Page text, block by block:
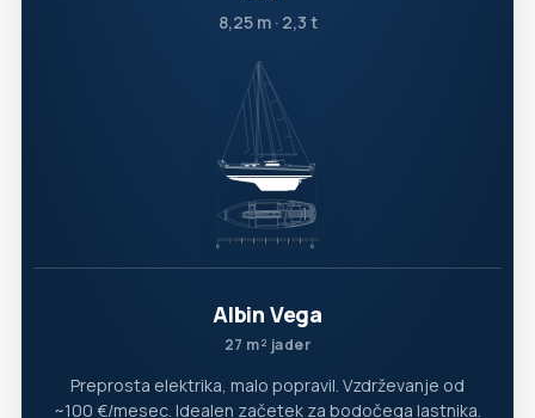
8,25 m · 2,3 t
Albin Vega
27 m² jader
Preprosta elektrika, malo popravil. Vzdrževanje od
~100 €/mesec. Idealen začetek za bodočega lastnika.